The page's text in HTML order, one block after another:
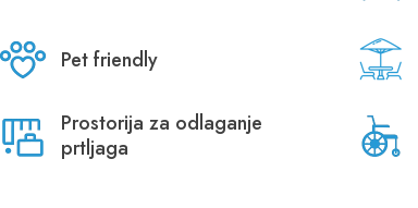
Pet friendly
Prostorija za odlaganje
prtljaga